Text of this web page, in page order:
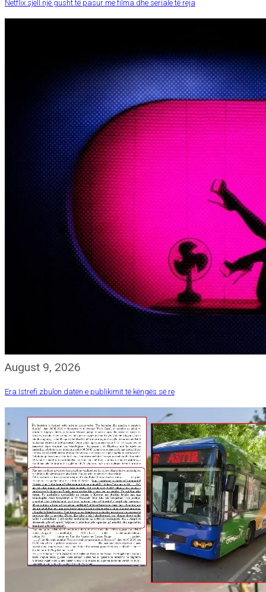
Netflix sjell një gusht të pasur me filma dhe seriale të reja
August 9, 2026
Era Istrefi zbulon datën e publikimit të këngës së re